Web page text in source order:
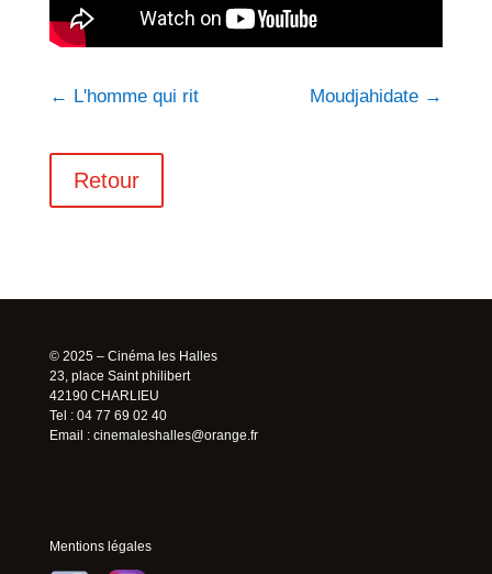
← L'homme qui rit Moudjahidate →
Retour
© 2025 – Cinéma les Halles
23, place Saint philibert
42190 CHARLIEU
Tel : 04 77 69 02 40
Email : cinemaleshalles@orange.fr
Mentions légales